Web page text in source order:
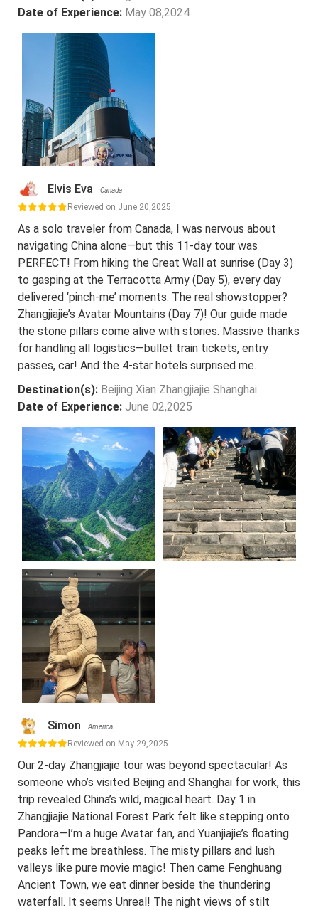
Date of Experience: May 08,2024
Elvis Eva Canada
Reviewed on June 20,2025
As a solo traveler from Canada, I was nervous about
navigating China alone—but this 11-day tour was
PERFECT! From hiking the Great Wall at sunrise (Day 3)
to gasping at the Terracotta Army (Day 5), every day
delivered ‘pinch-me’ moments. The real showstopper?
Zhangjiajie’s Avatar Mountains (Day 7)! Our guide made
the stone pillars come alive with stories. Massive thanks
for handling all logistics—bullet train tickets, entry
passes, car! And the 4-star hotels surprised me.
Destination(s): Beijing Xian Zhangjiajie Shanghai
Date of Experience: June 02,2025
Simon America
Reviewed on May 29,2025
Our 2-day Zhangjiajie tour was beyond spectacular! As
someone who’s visited Beijing and Shanghai for work, this
trip revealed China’s wild, magical heart. Day 1 in
Zhangjiajie National Forest Park felt like stepping onto
Pandora—I’m a huge Avatar fan, and Yuanjiajie’s floating
peaks left me breathless. The misty pillars and lush
valleys like pure movie magic! Then came Fenghuang
Ancient Town, we eat dinner beside the thundering
waterfall. It seems Unreal! The night views of stilt